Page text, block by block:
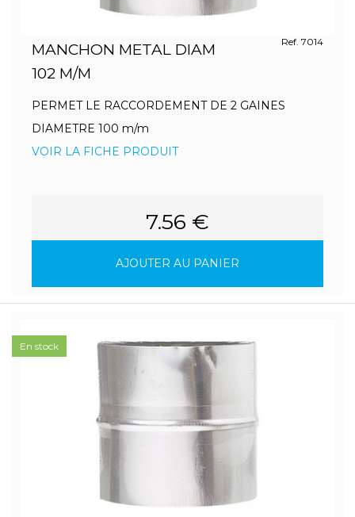
MANCHON METAL DIAM
102 M/M
Ref. 7014
PERMET LE RACCORDEMENT DE 2 GAINES
DIAMETRE 100 m/m
VOIR LA FICHE PRODUIT
7.56 €
AJOUTER AU PANIER
En stock